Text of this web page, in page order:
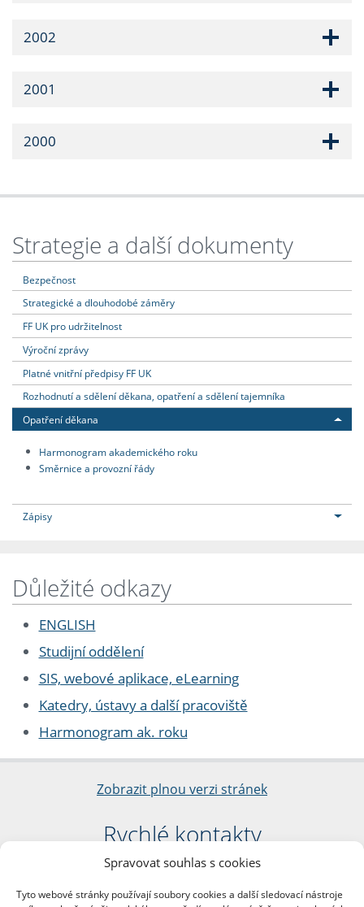
Spravovat souhlas s cookies
Tyto webové stránky používají soubory cookies a další sledovací nástroje
2002
2001
2000
Strategie a další dokumenty
Bezpečnost
Strategické a dlouhodobé záměry
FF UK pro udržitelnost
Výroční zprávy
Platné vnitřní předpisy FF UK
Rozhodnutí a sdělení děkana, opatření a sdělení tajemníka
Opatření děkana
Harmonogram akademického roku
Směrnice a provozní řády
Zápisy
Důležité odkazy
ENGLISH
Studijní oddělení
SIS, webové aplikace, eLearning
Katedry, ústavy a další pracoviště
Harmonogram ak. roku
Zobrazit plnou verzi stránek
Rychlé kontakty
Filozofická fakulta
nám. Jana Palacha 1/2